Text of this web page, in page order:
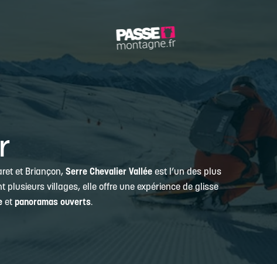
et Briançon, Serre Chevalier Vallée est l’un des plus
plusieurs villages, elle offre une expérience de glisse
et panoramas ouverts.